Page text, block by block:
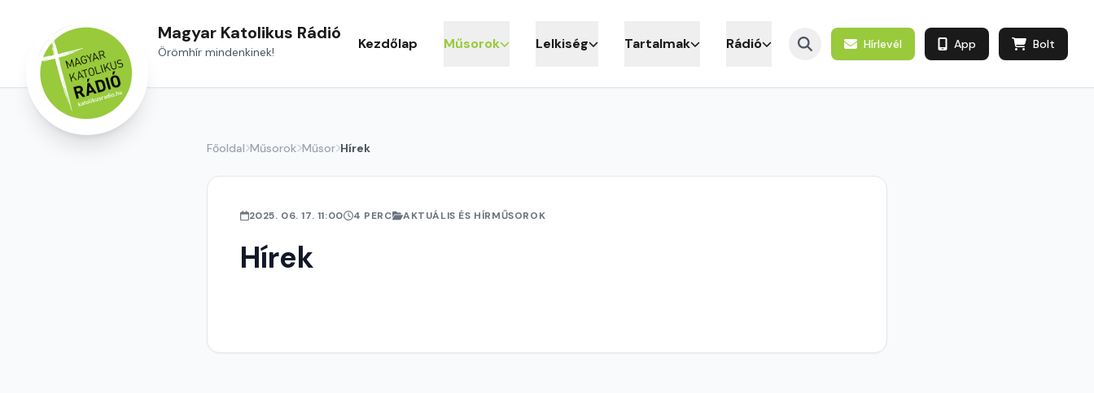
Magyar Katolikus Rádió
Örömhír mindenkinek! Kezdőlap Műsorok Lelkiség Tartalmak Rádió Hírlevél App Bolt
Főoldal Műsorok Műsor Hírek
2025. 06. 17. 11:00 4 PERC AKTUÁLIS ÉS HÍRMŰSOROK
Hírek